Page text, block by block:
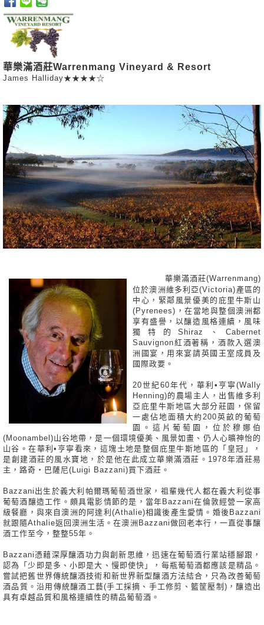
華樂滿酒莊Warrenmang Vineyard & Resort
James Halliday★★★★☆
華樂滿酒莊(Warrenmang)
位於澳洲維多利亞(Victoria)產區的
中心，緊鄰風景優美的庇里牛斯山
(Pyrenees)，在當地與整個澳洲都
享有盛譽，以釀造風格連續，風味
獨特的Shiraz、Cabernet
Sauvignon紅酒著稱，酒款入選澳
洲國宴，用來宴請英國王室成員及
國際政要。
20世紀60年代，華利•亨寧(Wally
Henning)的農場主人，出售維多利
亞庇里牛斯地區大部分莊園，保留
一處佔地面積大約200英畝的葡萄
園。這片葡萄園，位於穆娜伯
(Moonambel)山谷地帶，是一個環境優美、風景如畫、仍人心曠神怡的
山谷。在華利•亨寧看來，這塊土地是整個庇里牛斯地區的「皇冠」，
是創建酒莊的風水寶地，於是他在此成立華樂滿酒莊。1978年酒莊易
主，路奇‧巴薩尼(Luigi Bazzani)買下酒莊。
Bazzani出生於義大利帕爾瑪葡萄酒世家，祖輩幾代人都在義大利從事
葡萄酒釀造工作。頗具電影情節的是，當年Bazzani在倫敦經營一家高
級餐廳，與來自澳洲的阿達利(Athalie)相識後產生愛情。婚後Bazzani
就跟隨Athalie返回澳洲生活。在澳洲Bazzani做回老本行，一直從事釀
酒工作至今，整整55年。
Bazzani憑藉深厚釀酒功力與創新思維，迅速在葡萄酒行業站穩腳跟，
認為「少即是多、小即是大、慢即使快」，每瓶葡萄酒都應該是精品。
嘗試把舊世界傳統釀酒技術和新世界新型釀酒方法結合，只為改善葡萄
酒品質。沿用傳統釀酒工藝(手工採摘、手工修剪、籃筐壓制)，釀造出
具有卓越品質和風格連續性的精品葡萄酒。